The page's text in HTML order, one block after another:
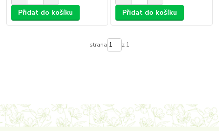
Přidat do košíku Přidat do košíku
strana z 1